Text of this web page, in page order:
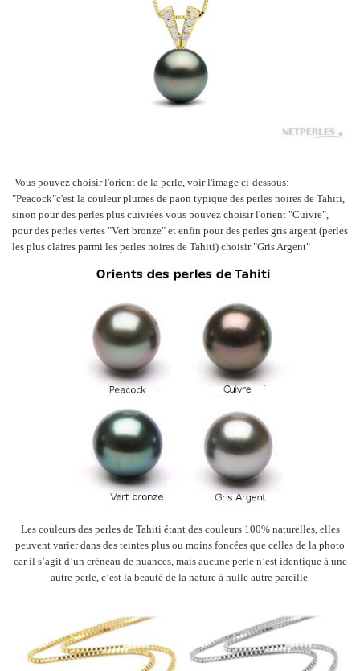
Vous pouvez choisir l'orient de la perle, voir l'image ci-dessous:
"Peacock"c'est la couleur plumes de paon typique des perles noires de Tahiti,
sinon pour des perles plus cuivrées vous pouvez choisir l'orient "Cuivre",
pour des perles vertes "Vert bronze" et enfin pour des perles gris argent (perles
les plus claires parmi les perles noires de Tahiti) choisir "Gris Argent"
Les couleurs des perles de Tahiti étant des couleurs 100% naturelles, elles
peuvent varier dans des teintes plus ou moins foncées que celles de la photo
car il s’agit d’un créneau de nuances, mais aucune perle n’est identique à une
autre perle, c’est la beauté de la nature à nulle autre pareille.